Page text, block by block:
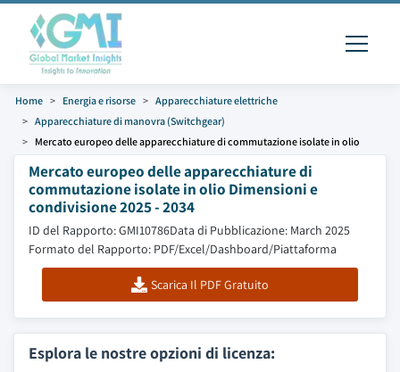
Home Energia e risorse
Apparecchiature elettriche
Apparecchiature di manovra (Switchgear)
Mercato europeo delle apparecchiature di commutazione isolate in olio
Mercato europeo delle apparecchiature di
commutazione isolate in olio Dimensioni e
condivisione 2025 - 2034
ID del Rapporto: GMI10786Data di Pubblicazione: March 2025
Formato del Rapporto: PDF/Excel/Dashboard/Piattaforma
Scarica Il PDF Gratuito
Esplora le nostre opzioni di licenza: